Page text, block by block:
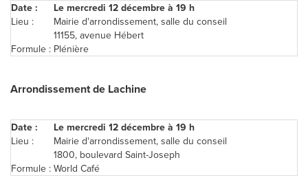
Date :
Le mercredi 12 décembre à 19 h
Lieu :
Mairie d'arrondissement, salle du conseil
11155, avenue Hébert
Formule : Plénière
Arrondissement de Lachine
Date :
Le mercredi 12 décembre à 19 h
Lieu :
Mairie d'arrondissement, salle du conseil
1800, boulevard Saint-Joseph
Formule : World Café